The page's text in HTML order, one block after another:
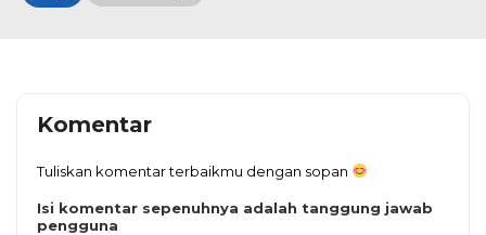
Komentar
Tuliskan komentar terbaikmu dengan sopan
Isi komentar sepenuhnya adalah tanggung jawab
pengguna